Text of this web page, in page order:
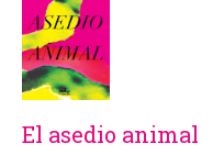
El asedio animal